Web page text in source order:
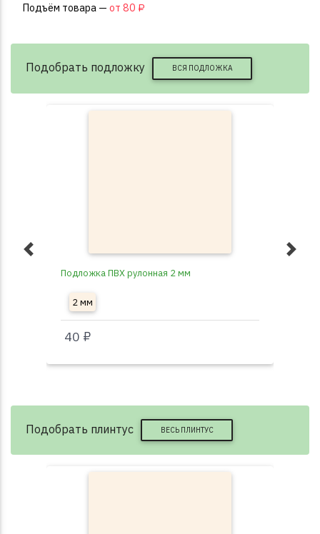
Подъём товара — от 80 ₽
Подобрать подложку ВСЯ ПОДЛОЖКА
Подложка ПВХ рулонная 2 мм
2 мм
40 ₽
Подобрать плинтус ВЕСЬ ПЛИНТУС